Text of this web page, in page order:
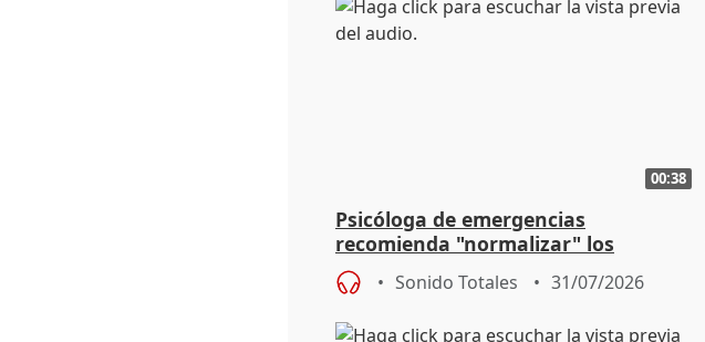
00:38
Psicóloga de emergencias
recomienda "normalizar" los
síntomas tras sufrir un incendio
Sonido Totales 31/07/2026